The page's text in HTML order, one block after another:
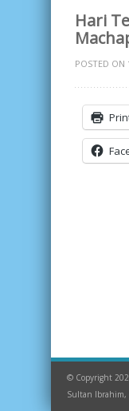
Hari
POSTED ON
© Copyright
Sultan Ibrahim,